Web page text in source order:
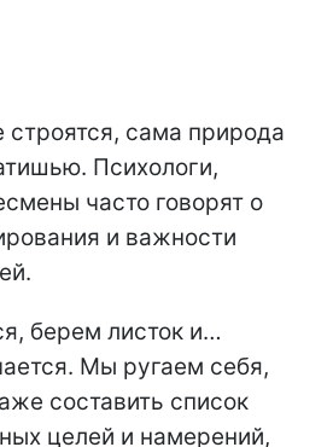
строятся, сама природа
Психологи,
часто говорят о
и важности
берем листок и…
Мы ругаем себя,
составить список
целей и намерений,